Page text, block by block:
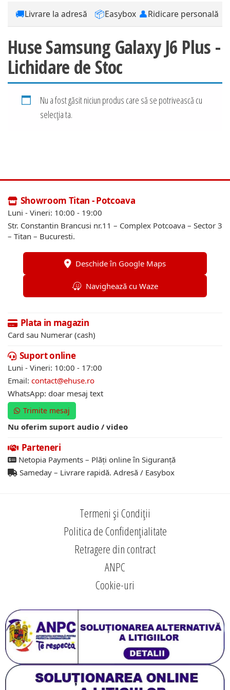
🚚Livrare la adresă 📦Easybox 👤Ridicare personală
Huse Samsung Galaxy J6 Plus -
Lichidare de Stoc
Nu a fost găsit niciun produs care să se potrivească cu
selecția ta.
Showroom Titan - Potcoava
Luni - Vineri: 10:00 - 19:00
Str. Constantin Brancusi nr.11 – Complex Potcoava – Sector 3
– Titan – Bucuresti.
Deschide în Google Maps
Navighează cu Waze
Plata in magazin
Card sau Numerar (cash)
Suport online
Luni - Vineri: 10:00 - 17:00
Email: contact@ehuse.ro
WhatsApp: doar mesaj text
Trimite mesaj
Nu oferim suport audio / video
Parteneri
Netopia Payments – Plăți online în Siguranță
Sameday – Livrare rapidă. Adresă / Easybox
Termeni și Condiții
Politica de Confidențialitate
Retragere din contract
ANPC
Cookie-uri